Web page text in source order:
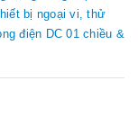
bị ngoại vi, thử
điện DC 01 chiều &